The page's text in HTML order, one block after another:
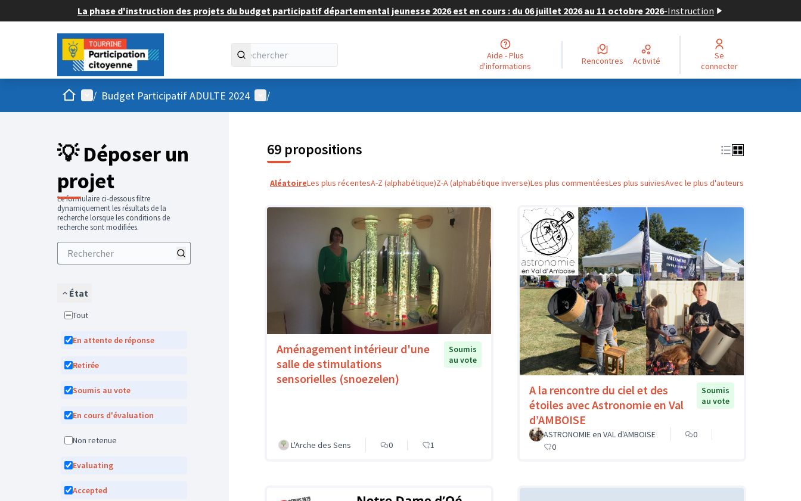
La phase d'instruction des projets du budget participatif départemental jeunesse 2026 est en cours : du 06 juillet 2026 au 11 octobre 2026-Instruction
Aide - Plus
d'informations
Rencontres Activité
Se
connecter
AccueilMenu principal
/ Budget Participatif ADULTE 2024 Menu utilisateur
/
💡 Déposer un
projet
Le formulaire ci-dessous filtre
dynamiquement les résultats de la
recherche lorsque les conditions de
recherche sont modifiées.
État
Tout
En attente de réponse
Retirée
Soumis au vote
En cours d'évaluation
Non retenue
Evaluating
Accepted
69 propositions
AléatoireLes plus récentesA-Z (alphabétique)Z-A (alphabétique inverse)Les plus commentéesLes plus suiviesAvec le plus d'auteurs
Aménagement intérieur d'une
salle de stimulations
sensorielles (snoezelen)
Soumis
au vote
L'Arche des Sens 0 1
A la rencontre du ciel et des
étoiles avec Astronomie en Val
d’AMBOISE
Soumis
au vote
ASTRONOMIE en VAL d'AMBOISE
0
0